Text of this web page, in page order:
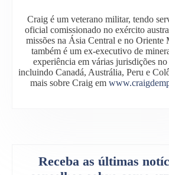
Craig é um veterano militar, tendo
oficial comissionado no exército
missões na Ásia Central e no Oriente
também é um ex-executivo de
experiência em várias jurisdições
incluindo Canadá, Austrália, Peru e
mais sobre Craig em
Receba as últimas